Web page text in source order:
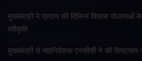
मुख्यमंत्री ने प्रदान की विभिन्न विकास योजनाओं
स्वीकृति
मुख्यमंत्री से महानिदेशक एनसीसी ने की शिष्टाचार